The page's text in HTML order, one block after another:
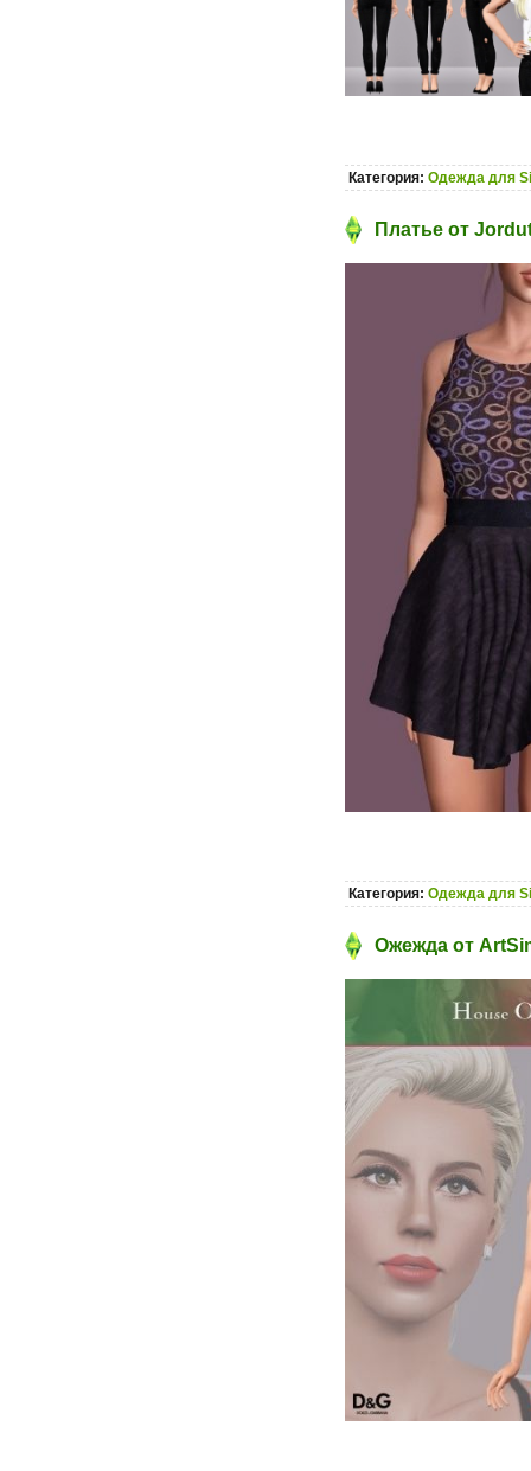
Категория: Одежда для
Платье от
Категория: Одежда для
Ожежда от